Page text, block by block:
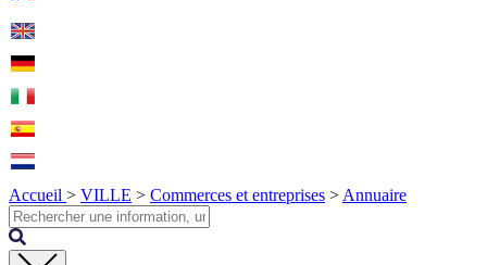
Accueil > VILLE > Commerces et entreprises > Annuaire